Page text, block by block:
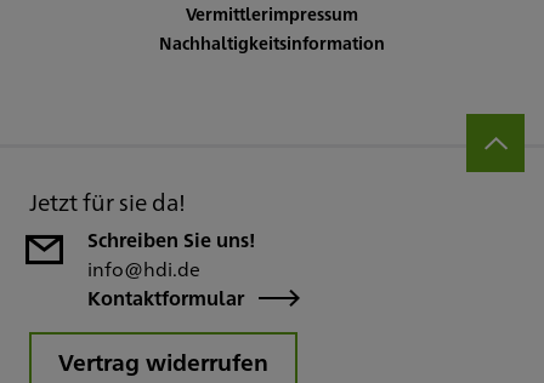
Vermittlerimpressum
Nachhaltigkeitsinformation
Jetzt für sie da!
Schreiben Sie uns!
info@hdi.de
Kontaktformular
Vertrag widerrufen